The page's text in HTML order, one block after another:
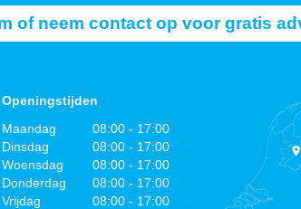
of neem contact op voor gratis
Openingstijden
Maandag
08:00 - 17:00
Dinsdag
08:00 - 17:00
Woensdag
08:00 - 17:00
Donderdag
08:00 - 17:00
Vrijdag
08:00 - 17:00